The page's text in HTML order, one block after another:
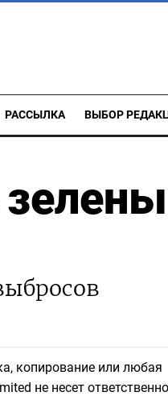
РАССЫЛКА ВЫБОР
копирование или любая
не несет